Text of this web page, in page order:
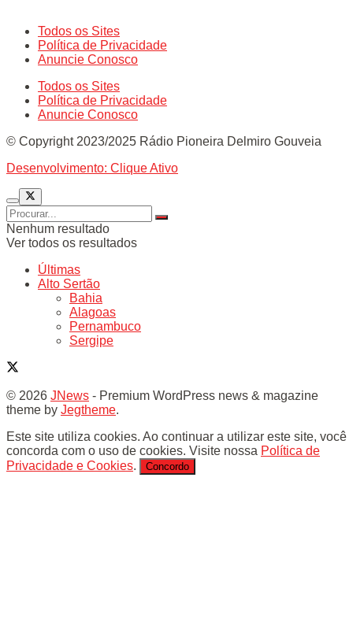
Todos os Sites
Política de Privacidade
Anuncie Conosco
Todos os Sites
Política de Privacidade
Anuncie Conosco
© Copyright 2023/2025 Rádio Pioneira Delmiro Gouveia
Desenvolvimento: Clique Ativo
Nenhum resultado
Ver todos os resultados
Últimas
Alto Sertão
Bahia
Alagoas
Pernambuco
Sergipe
© 2026 JNews - Premium WordPress news & magazine
theme by Jegtheme.
Este site utiliza cookies. Ao continuar a utilizar este site, você
concorda com o uso de cookies. Visite nossa Política de
Privacidade e Cookies. Concordo